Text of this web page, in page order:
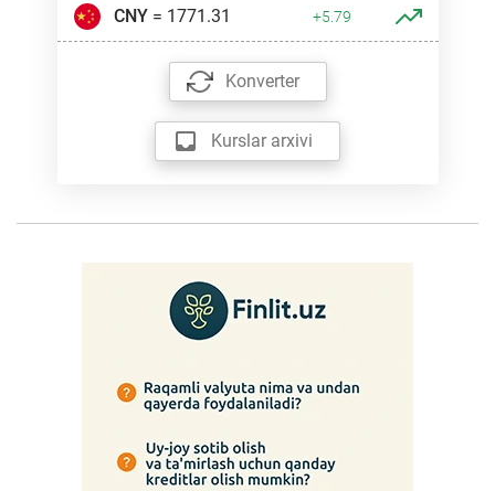
CNY= 1771.31 +5.79
Konverter
Kurslar arxivi